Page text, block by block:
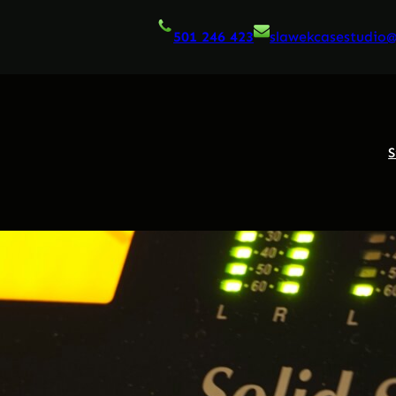
501 246 423